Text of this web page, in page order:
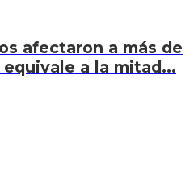
afectaron a más de
a la mitad...